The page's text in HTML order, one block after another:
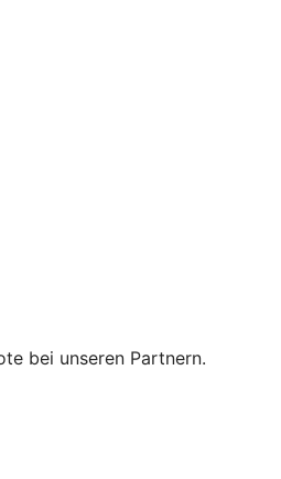
bei unseren Partnern.